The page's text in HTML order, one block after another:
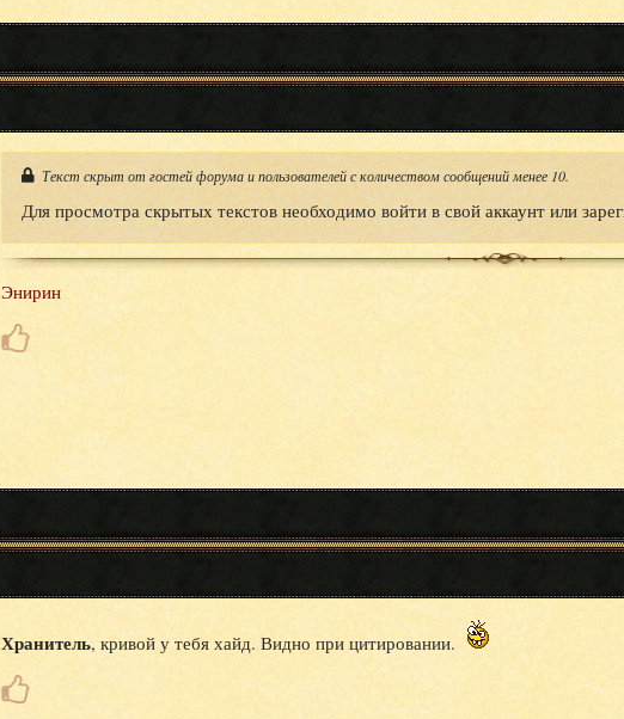
Текст скрыт от гостей форума и пользователей с количеством сообщений менее 10.
Для просмотра скрытых текстов необходимо войти в свой аккаунт или
Энирин
Хранитель, кривой у тебя хайд. Видно при цитировании.